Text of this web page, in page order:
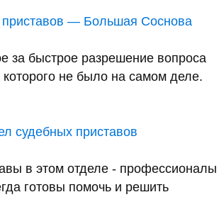
— Большая Соснова
за быстрое разрешение вопроса
не было на самом деле.
судебных приставов
в этом отделе - профессионалы
готовы помочь и решить